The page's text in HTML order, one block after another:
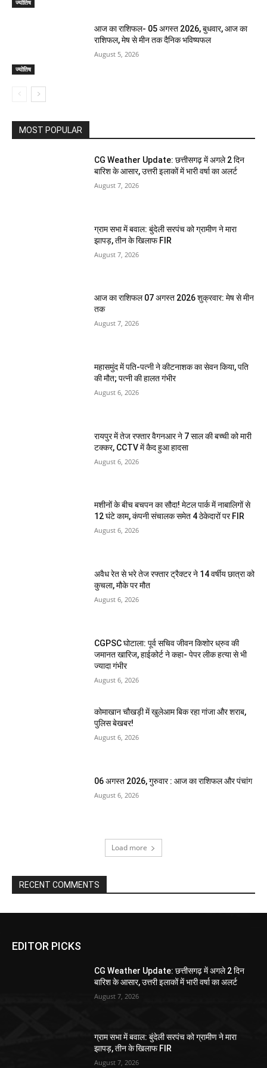
ज्योतिष
ज्योतिष
आज का राशिफल- 05 अगस्त 2026, बुधवार, आज का
राशिफल, मेष से मीन तक दैनिक भविष्यफल
August 5, 2026
MOST POPULAR
CG Weather Update: छत्तीसगढ़ में अगले 2 दिन
बारिश के आसार, उत्तरी इलाकों में भारी वर्षा का अलर्ट
August 7, 2026
ग्राम सभा में बवाल: बुंदेली सरपंच को ग्रामीण ने मारा
झापड़, तीन के खिलाफ FIR
August 7, 2026
आज का राशिफल 07 अगस्त 2026 शुक्रवार: मेष से मीन
तक
August 7, 2026
महासमुंद में पति-पत्नी ने कीटनाशक का सेवन किया, पति
की मौत; पत्नी की हालत गंभीर
August 6, 2026
रायपुर में तेज रफ्तार वैगनआर ने 7 साल की बच्ची को मारी
टक्कर, CCTV में कैद हुआ हादसा
August 6, 2026
मशीनों के बीच बचपन का सौदा! मेटल पार्क में नाबालिगों से
12 घंटे काम, कंपनी संचालक समेत 4 ठेकेदारों पर FIR
August 6, 2026
अवैध रेत से भरे तेज रफ्तार ट्रैक्टर ने 14 वर्षीय छात्रा को
कुचला, मौके पर मौत
August 6, 2026
CGPSC घोटाला: पूर्व सचिव जीवन किशोर ध्रुव की
जमानत खारिज, हाईकोर्ट ने कहा- पेपर लीक हत्या से भी
ज्यादा गंभीर
August 6, 2026
कोमाखान चौखड़ी में खुलेआम बिक रहा गांजा और शराब,
पुलिस बेखबर!
August 6, 2026
06 अगस्त 2026, गुरुवार : आज का राशिफल और पंचांग
August 6, 2026
Load more
RECENT COMMENTS
EDITOR PICKS
CG Weather Update: छत्तीसगढ़ में अगले 2 दिन
बारिश के आसार, उत्तरी इलाकों में भारी वर्षा का अलर्ट
August 7, 2026
ग्राम सभा में बवाल: बुंदेली सरपंच को ग्रामीण ने मारा
झापड़, तीन के खिलाफ FIR
August 7, 2026